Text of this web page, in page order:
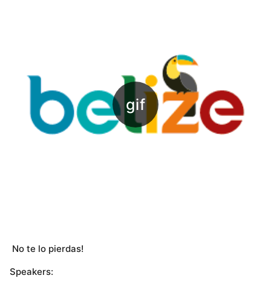
No te lo pierdas!
Speakers: